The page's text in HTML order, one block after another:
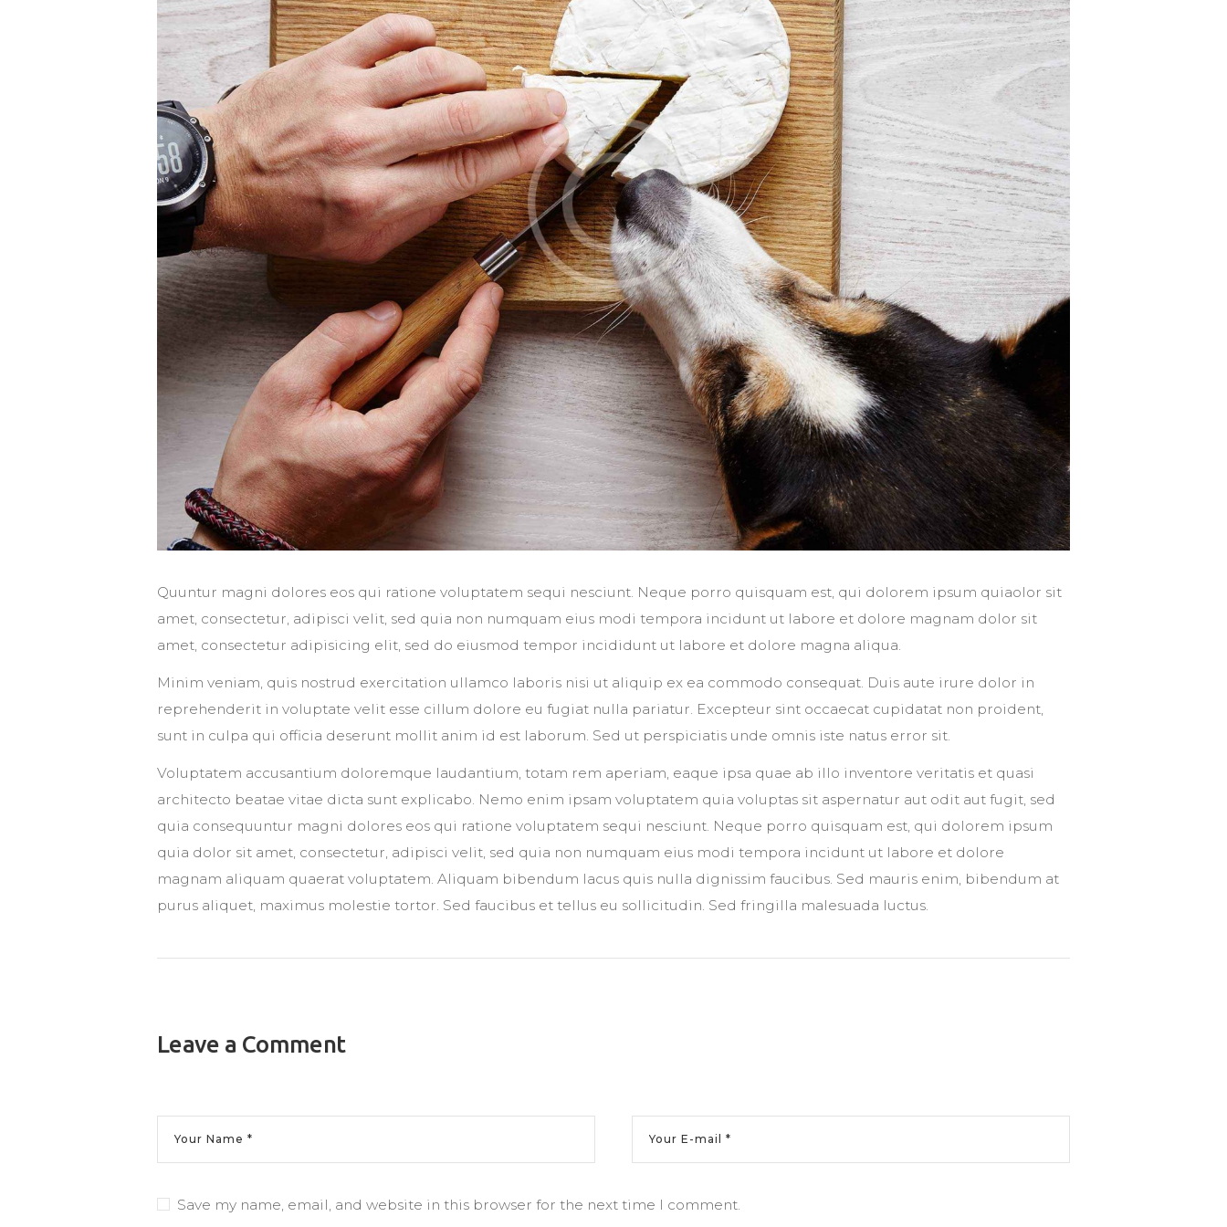
Quuntur magni dolores eos qui ratione voluptatem sequi nesciunt. Neque porro quisquam est, qui dolorem ipsum quiaolor sit
amet, consectetur, adipisci velit, sed quia non numquam eius modi tempora incidunt ut labore et dolore magnam dolor sit
amet, consectetur adipisicing elit, sed do eiusmod tempor incididunt ut labore et dolore magna aliqua.
Minim veniam, quis nostrud exercitation ullamco laboris nisi ut aliquip ex ea commodo consequat. Duis aute irure dolor in
reprehenderit in voluptate velit esse cillum dolore eu fugiat nulla pariatur. Excepteur sint occaecat cupidatat non proident,
sunt in culpa qui officia deserunt mollit anim id est laborum. Sed ut perspiciatis unde omnis iste natus error sit.
Voluptatem accusantium doloremque laudantium, totam rem aperiam, eaque ipsa quae ab illo inventore veritatis et quasi
architecto beatae vitae dicta sunt explicabo. Nemo enim ipsam voluptatem quia voluptas sit aspernatur aut odit aut fugit, sed
quia consequuntur magni dolores eos qui ratione voluptatem sequi nesciunt. Neque porro quisquam est, qui dolorem ipsum
quia dolor sit amet, consectetur, adipisci velit, sed quia non numquam eius modi tempora incidunt ut labore et dolore
magnam aliquam quaerat voluptatem. Aliquam bibendum lacus quis nulla dignissim faucibus. Sed mauris enim, bibendum at
purus aliquet, maximus molestie tortor. Sed faucibus et tellus eu sollicitudin. Sed fringilla malesuada luctus.
Leave a Comment
Save my name, email, and website in this browser for the next time I comment.